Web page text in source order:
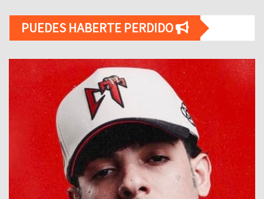
PUEDES HABERTE PERDIDO